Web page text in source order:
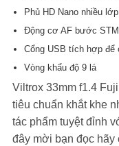
Phủ HD Nano nhiều lớp
Động cơ AF bước STM
Cổng USB tích hợp để
Vòng khẩu độ 9 lá
Viltrox 33mm f1.4 Fuji
tiêu chuẩn khắt khe
tác phẩm tuyệt đỉnh
đây mời bạn đọc hãy